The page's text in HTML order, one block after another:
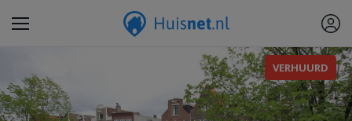
VERHUURD